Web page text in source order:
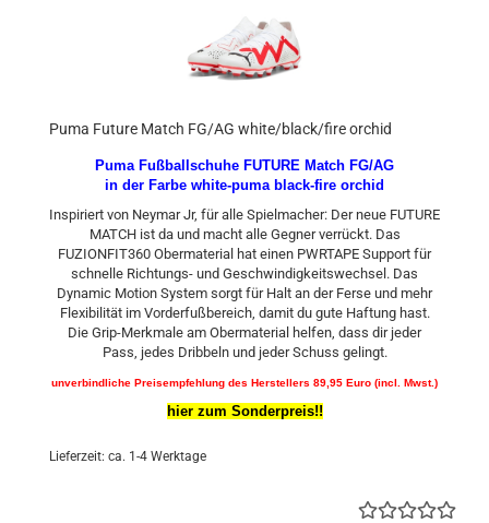
Puma Future Match FG/AG white/black/fire orchid
Puma Fußballschuhe FUTURE Match FG/AG
in der Farbe white-puma black-fire orchid
Inspiriert von Neymar Jr, für alle Spielmacher: Der neue FUTURE
MATCH ist da und macht alle Gegner verrückt. Das
FUZIONFIT360 Obermaterial hat einen PWRTAPE Support für
schnelle Richtungs- und Geschwindigkeitswechsel. Das
Dynamic Motion System sorgt für Halt an der Ferse und mehr
Flexibilität im Vorderfußbereich, damit du gute Haftung hast.
Die Grip-Merkmale am Obermaterial helfen, dass dir jeder
Pass, jedes Dribbeln und jeder Schuss gelingt.
unverbindliche Preisempfehlung des Herstellers 89,95 Euro (incl. Mwst.)
hier zum Sonderpreis!!
Lieferzeit: ca. 1-4 Werktage